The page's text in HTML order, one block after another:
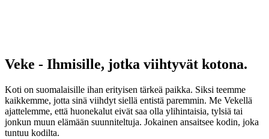
Veke - Ihmisille, jotka viihtyvät kotona.
Koti on suomalaisille ihan erityisen tärkeä paikka. Siksi teemme
kaikkemme, jotta sinä viihdyt siellä entistä paremmin. Me Vekellä
ajattelemme, että huonekalut eivät saa olla ylihintaisia, tylsiä tai
jonkun muun elämään suunniteltuja. Jokainen ansaitsee kodin, joka
tuntuu kodilta.